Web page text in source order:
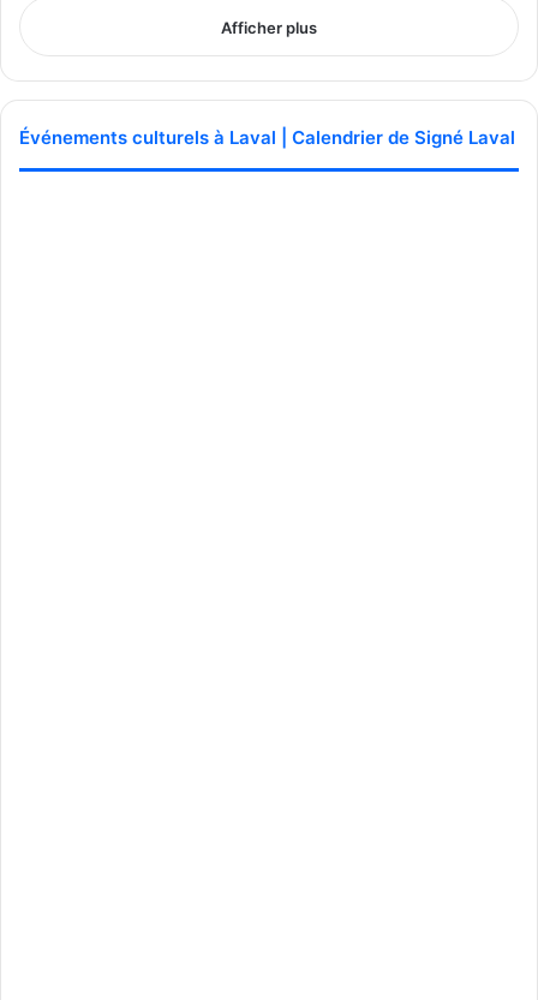
Afficher plus
Événements culturels à Laval | Calendrier de Signé Laval